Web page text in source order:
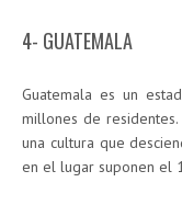
4- GUATEMALA
Guatemala es un
millones de
una cultura que
en el lugar suponen el